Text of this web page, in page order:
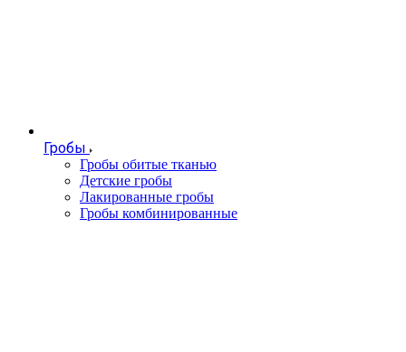
Гробы
Гробы обитые тканью
Детские гробы
Лакированные гробы
Гробы комбинированные